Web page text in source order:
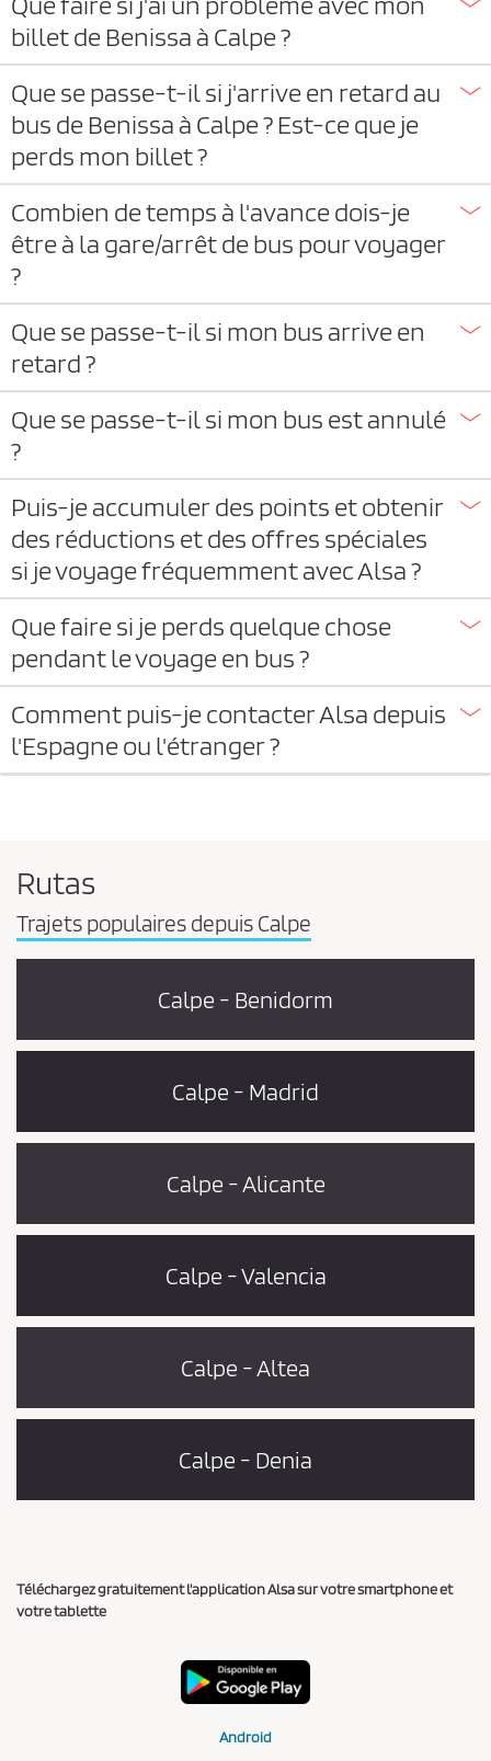
billet de Benissa à Calpe ?
Que se passe-t-il si j'arrive en retard au
bus de Benissa à Calpe ? Est-ce que je
perds mon billet ?
Combien de temps à l'avance dois-je
être à la gare/arrêt de bus pour voyager
?
Que se passe-t-il si mon bus arrive en
retard ?
Que se passe-t-il si mon bus est annulé
?
Puis-je accumuler des points et obtenir
des réductions et des offres spéciales
si je voyage fréquemment avec Alsa ?
Que faire si je perds quelque chose
pendant le voyage en bus ?
Comment puis-je contacter Alsa depuis
l'Espagne ou l'étranger ?
Rutas
Trajets populaires depuis Calpe
Calpe - Benidorm
Calpe - Madrid
Calpe - Alicante
Calpe - Valencia
Calpe - Altea
Calpe - Denia
Téléchargez gratuitement l'application Alsa sur votre smartphone et
votre tablette
Android